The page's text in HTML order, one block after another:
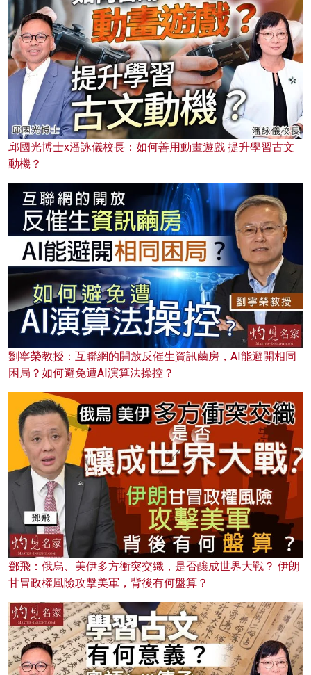
邱國光博士x潘詠儀校長：如何善用動畫遊戲 提升學習古文
動機？
劉寧榮教授：互聯網的開放反催生資訊繭房，AI能避開相同
困局？如何避免遭AI演算法操控？
鄧飛：俄烏、美伊多方衝突交織，是否釀成世界大戰？ 伊朗
甘冒政權風險攻擊美軍，背後有何盤算？